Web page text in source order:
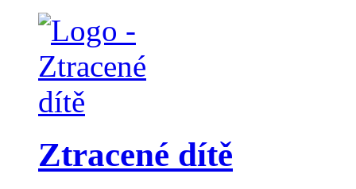
Ztracené dítě